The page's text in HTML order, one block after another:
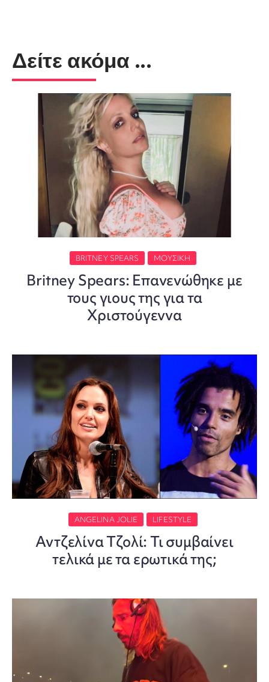
Δείτε ακόμα ...
BRITNEY SPEARS ΜΟΥΣΙΚΉ
Britney Spears: Επανενώθηκε με
τους γιους της για τα
Χριστούγεννα
ANGELINA JOLIE LIFESTYLE
Αντζελίνα Τζολί: Τι συμβαίνει
τελικά με τα ερωτικά της;